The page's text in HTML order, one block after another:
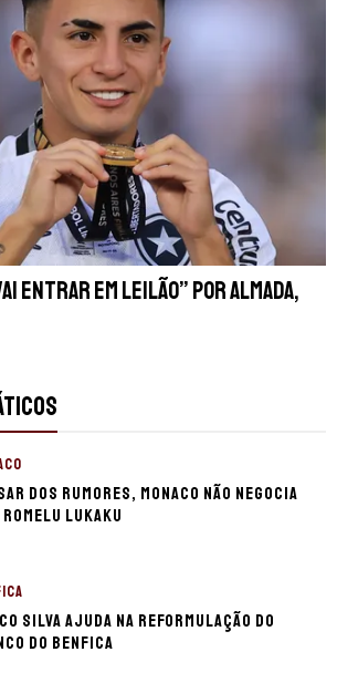
entrar em leilão” por Almada,
dos rumores, Monaco não negocia
Romelu Lukaku
Silva ajuda na reformulação do
do Benfica